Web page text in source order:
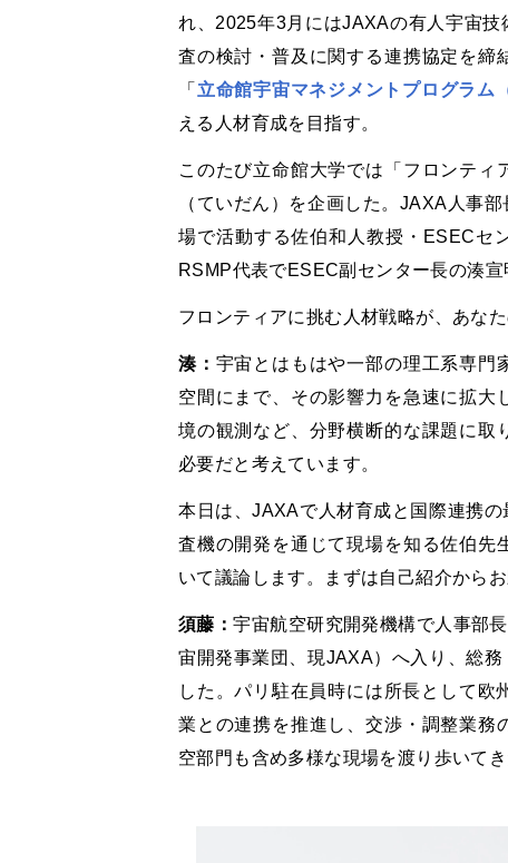
れ、2025年3月にはJAXAの有人宇宙
査の検討・普及に関する連携協定を締
「 立命館宇宙マネジメントプログラム
える人材育成を目指す。
このたび立命館大学では「フロンティ
（ていだん）を企画した。JAXA人事
場で活動する佐伯和人教授・ESECセ
RSMP代表でESEC副センター長の湊宣
フロンティアに挑む人材戦略が、あな
湊： 宇宙とはもはや一部の理工系専門
空間にまで、その影響力を急速に拡大
境の観測など、分野横断的な課題に取
必要だと考えています。
本日は、JAXAで人材育成と国際連携
査機の開発を通じて現場を知る佐伯先
いて議論します。まずは自己紹介からお
須藤：宇宙航空研究開発機構で人事部
宙開発事業団、現JAXA）へ入り、総
した。パリ駐在員時には所長として
業との連携を推進し、交渉・調整業務
空部門も含め多様な現場を渡り歩いてき